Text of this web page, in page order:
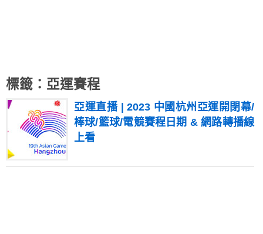
標籤：亞運賽程
亞運直播 | 2023 中國杭州亞運開閉幕/
棒球/籃球/電競賽程日期 & 網路轉播線
上看